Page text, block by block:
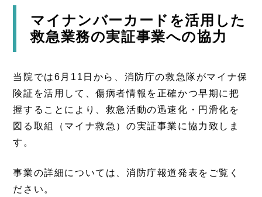
マイナンバーカードを活用した
救急業務の実証事業への協力
当院では6月11日から、消防庁の救急隊がマイナ保
険証を活用して、傷病者情報を正確かつ早期に把
握することにより、救急活動の迅速化・円滑化を
図る取組（マイナ救急）の実証事業に協力致しま
す。
事業の詳細については、消防庁報道発表をご覧く
ださい。